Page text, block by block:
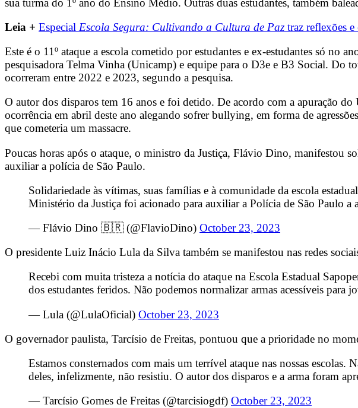
sua turma do 1º ano do Ensino Médio. Outras duas estudantes, também
Leia + Especial Escola Segura: Cultivando a Cultura de Paz traz reflexões
Este é o 11º ataque a escola cometido por estudantes e ex-estudantes só no
pesquisadora Telma Vinha (Unicamp) e equipe para o D3e e B3 Social. Do
ocorreram entre 2022 e 2023, segundo a pesquisa.
O autor dos disparos tem 16 anos e foi detido. De acordo com a apuração
ocorrência em abril deste ano alegando sofrer bullying, em forma de
que cometeria um massacre.
Poucas horas após o ataque, o ministro da Justiça, Flávio Dino, manifestou
auxiliar a polícia de São Paulo.
Solidariedade às vítimas, suas famílias e à comunidade da escola
Ministério da Justiça foi acionado para auxiliar a Polícia de São Paulo a
— Flávio Dino 🇧🇷 (@FlavioDino) October 23, 2023
O presidente Luiz Inácio Lula da Silva também se manifestou nas redes
Recebi com muita tristeza a notícia do ataque na Escola Estadual
dos estudantes feridos. Não podemos normalizar armas acessíveis para
— Lula (@LulaOficial) October 23, 2023
O governador paulista, Tarcísio de Freitas, pontuou que a prioridade no
Estamos consternados com mais um terrível ataque nas nossas
deles, infelizmente, não resistiu. O autor dos disparos e a arma foram
— Tarcísio Gomes de Freitas (@tarcisiogdf) October 23, 2023